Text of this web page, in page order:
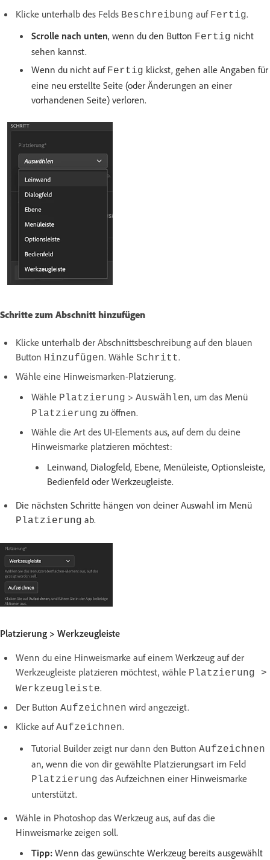
Klicke unterhalb des Felds Beschreibung auf Fertig.
Scrolle nach unten, wenn du den Button Fertig nicht
sehen kannst.
Wenn du nicht auf Fertig klickst, gehen alle Angaben für
eine neu erstellte Seite (oder Änderungen an einer
vorhandenen Seite) verloren.
Schritte zum Abschnitt hinzufügen
Klicke unterhalb der Abschnittsbeschreibung auf den blauen
Button Hinzufügen. Wähle Schritt.
Wähle eine Hinweismarken-Platzierung.
Wähle Platzierung > Auswählen, um das Menü
Platzierung zu öffnen.
Wähle die Art des UI-Elements aus, auf dem du deine
Hinweismarke platzieren möchtest:
Leinwand, Dialogfeld, Ebene, Menüleiste, Optionsleiste,
Bedienfeld oder Werkzeugleiste.
Die nächsten Schritte hängen von deiner Auswahl im Menü
Platzierung ab.
Platzierung > Werkzeugleiste
Wenn du eine Hinweismarke auf einem Werkzeug auf der
Werkzeugleiste platzieren möchtest, wähle Platzierung >
Werkzeugleiste.
Der Button Aufzeichnen wird angezeigt.
Klicke aufAufzeichnen.
Tutorial Builder zeigt nur dann den Button Aufzeichnen
an, wenn die von dir gewählte Platzierungsart im Feld
Platzierung das Aufzeichnen einer Hinweismarke
unterstützt.
Wähle in Photoshop das Werkzeug aus, auf das die
Hinweismarke zeigen soll.
Tipp: Wenn das gewünschte Werkzeug bereits ausgewählt